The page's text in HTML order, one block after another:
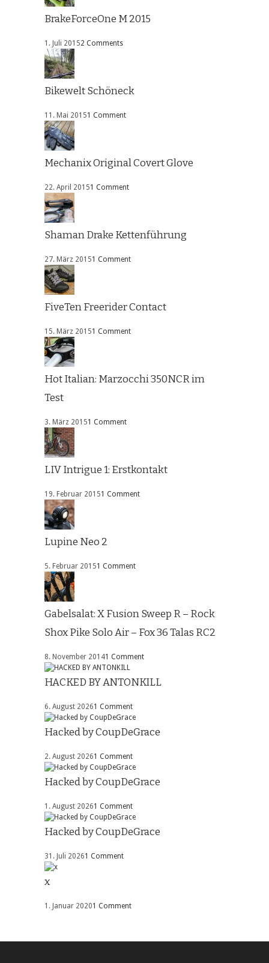
BrakeForceOne M 2015
1. Juli 20152 Comments
Bikewelt Schöneck
11. Mai 20151 Comment
Mechanix Original Covert Glove
22. April 20151 Comment
Shaman Drake Kettenführung
27. März 20151 Comment
FiveTen Freerider Contact
15. März 20151 Comment
Hot Italian: Marzocchi 350NCR im
Test
3. März 20151 Comment
LIV Intrigue 1: Erstkontakt
19. Februar 20151 Comment
Lupine Neo 2
5. Februar 20151 Comment
Gabelsalat: X Fusion Sweep R – Rock
Shox Pike Solo Air – Fox 36 Talas RC2
8. November 20141 Comment
HACKED BY ANTONKILL
6. August 20261 Comment
Hacked by CoupDeGrace
2. August 20261 Comment
Hacked by CoupDeGrace
1. August 20261 Comment
Hacked by CoupDeGrace
31. Juli 20261 Comment
x
1. Januar 20201 Comment